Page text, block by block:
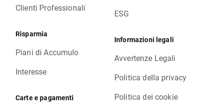
Clienti Professionali
Risparmia
Piani di Accumulo
Interesse
Carte e pagamenti
ESG
Informazioni legali
Avvertenze Legali
Politica della privacy
Politica dei cookie